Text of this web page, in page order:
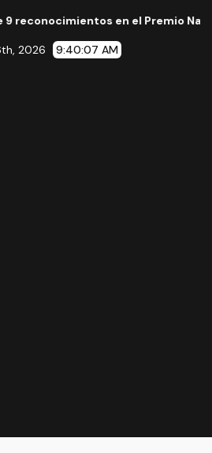
en el Premio Nacional de la
2026 9:40:08 AM